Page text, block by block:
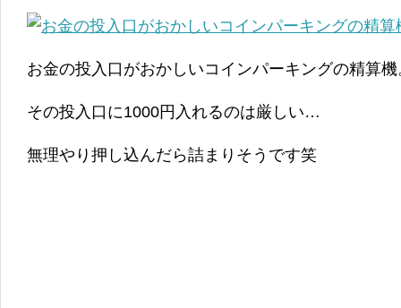
お金の投入口がおかしいコインパーキングの精算機
その投入口に1000円入れるのは厳しい…
無理やり押し込んだら詰まりそうです笑